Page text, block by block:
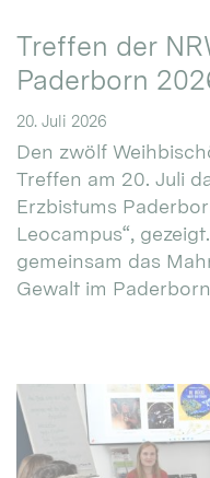
Treffen der
Paderborn
20. Juli 2026
Den zwölf
Treffen am 20. Juli
Erzbistums
Leocampus“,
gemeinsam das
Gewalt im